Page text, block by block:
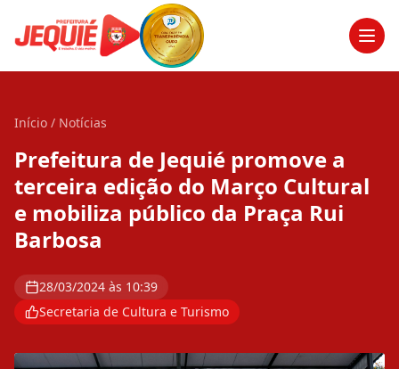
Início / Notícias
Prefeitura de Jequié promove a
terceira edição do Março Cultural
e mobiliza público da Praça Rui
Barbosa
28/03/2024 às 10:39
Secretaria de Cultura e Turismo